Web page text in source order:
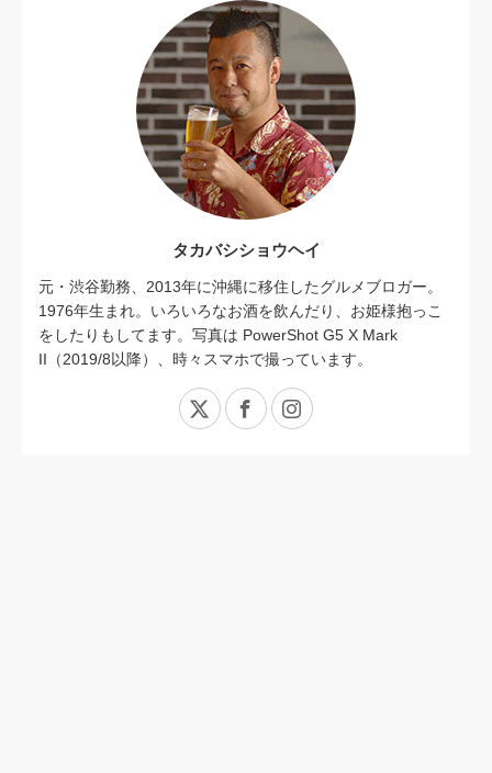
タカバシショウヘイ
元・渋谷勤務、2013年に沖縄に移住したグルメブロガー。
1976年生まれ。いろいろなお酒を飲んだり、お姫様抱っこ
をしたりもしてます。写真は PowerShot G5 X Mark
II（2019/8以降）、時々スマホで撮っています。
X FacebookInstagram